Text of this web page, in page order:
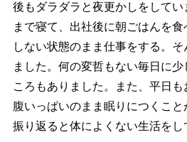
後もダラダラと夜更かしをしてい
まで寝て、出社後に朝ごはんを
しない状態のまま仕事をする。
ました。何の変哲もない毎日に
ころもありました。また、平日
腹いっぱいのまま眠りにつくこと
振り返ると体によくない生活をし